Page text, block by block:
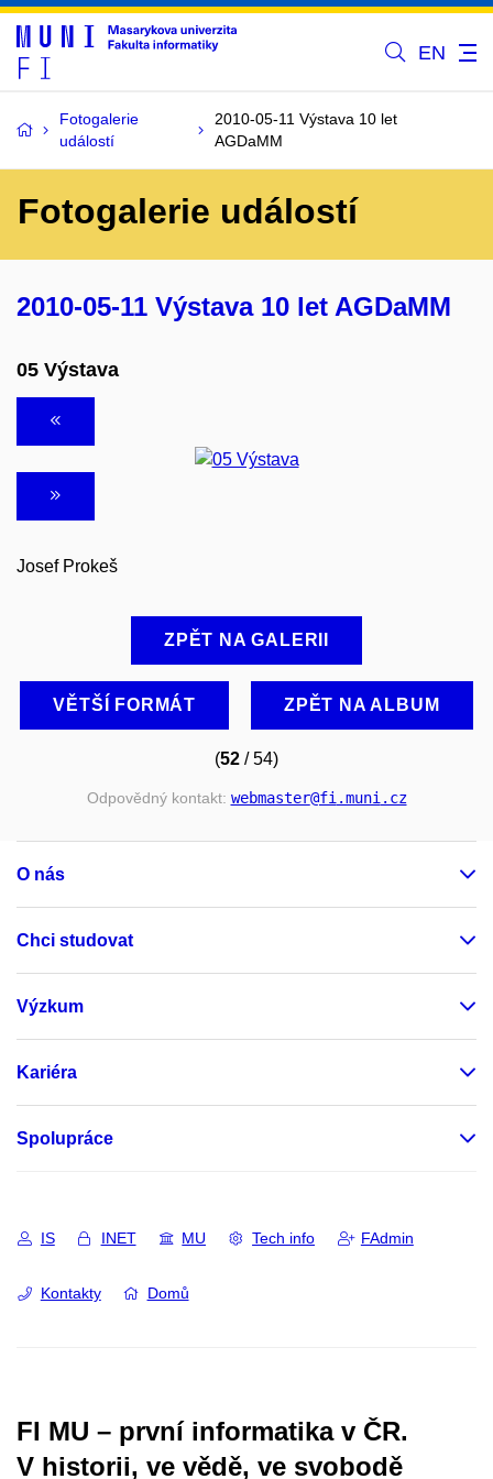
EN
Fotogalerie
událostí
2010-05-11 Výstava 10 let
AGDaMM
Fotogalerie událostí
2010-05-11 Výstava 10 let AGDaMM
05 Výstava
Josef Prokeš
ZPĚT NA GALERII
VĚTŠÍ FORMÁT ZPĚT NA ALBUM
(52 / 54)
Odpovědný kontakt: webmaster@fi .muni .cz
O nás
Chci studovat
Výzkum
Kariéra
Spolupráce
IS INET MU Tech info FAdmin
Kontakty Domů
FI MU – první informatika v ČR.
V historii, ve vědě, ve svobodě